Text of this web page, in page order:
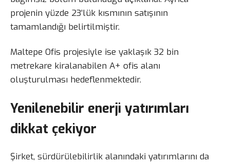
projenin yüzde 23’lük kısmının satışının
tamamlandığı belirtilmiştir.
Maltepe Ofis projesiyle ise yaklaşık 32 bin
metrekare kiralanabilen A+ ofis alanı
oluşturulması hedeflenmektedir.
Yenilenebilir enerji yatırımları
dikkat çekiyor
Şirket, sürdürülebilirlik alanındaki yatırımlarını da